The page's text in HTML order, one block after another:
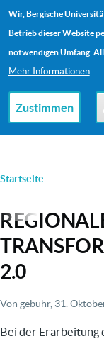
Wir, Bergische
Betrieb dieser Website
notwendigen Umfang.
Mehr Informationen
Zustimmen
Direkt zum Inhalt
Startseite
2.0
Von gebuhr, 31.
Bei der Erarbeitung